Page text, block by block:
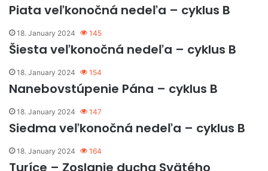
Piata veľkonočná nedeľa – cyklus B
18. January 2024 145
Šiesta veľkonočná nedeľa – cyklus B
18. January 2024 154
Nanebovstúpenie Pána – cyklus B
18. January 2024 147
Siedma veľkonočná nedeľa – cyklus B
18. January 2024 164